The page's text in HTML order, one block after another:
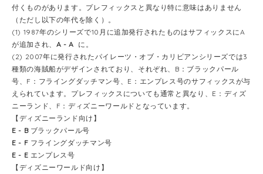
付くものがあります。プレフィックスと異なり特に意味はありません
（ただし以下の年代を除く）。
(1) 1987年のシリーズで10月に追加発行されたものはサフィックスにA
が追加され、 A - A に。
(2) 2007年に発行されたパイレーツ・オブ・カリビアンシリーズでは3
種類の海賊船がデザインされており、それぞれ、B：ブラックパール
号、F：フライングダッチマン号、E：エンプレス号のサフィックスが与
えられています。プレフィックスについても通常と異なり、E：ディズ
ニーランド、F：ディズニーワールドとなっています。
【ディズニーランド向け】
E - B ブラックパール号
E - F フライングダッチマン号
E - E エンプレス号
【ディズニーワールド向け】